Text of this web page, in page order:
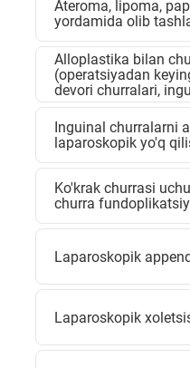
Ateroma, lipoma,
yordamida olib
Alloplastika bilan
(operatsiyadan
devori churralari,
Inguinal churralarni
laparoskopik yo'q
Ko'krak churrasi
churra
Laparoskopik
Laparoskopik